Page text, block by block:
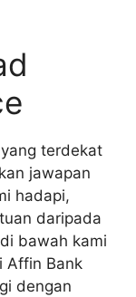
terdekat
jawapan
hadapi,
daripada
bawah kami
Affin Bank
dengan